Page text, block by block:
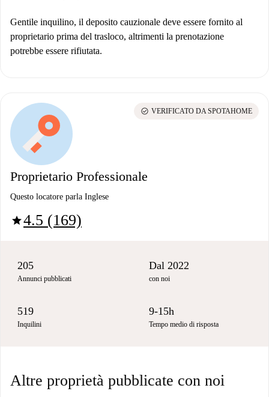
Gentile inquilino, il deposito cauzionale deve essere fornito al
proprietario prima del trasloco, altrimenti la prenotazione
potrebbe essere rifiutata.
Proprietario Professionale
Questo locatore parla Inglese
star4.5 (169)
check_circle VERIFICATO DA SPOTAHOME
205
Annunci pubblicati
Dal 2022
con noi
519
Inquilini
9-15h
Tempo medio di risposta
Altre proprietà pubblicate con noi